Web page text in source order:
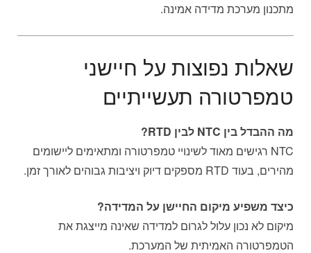
מתכנון מערכת מדידה אמינה.
שאלות נפוצות על חיישני
טמפרטורה תעשייתיים
מה ההבדל בין NTC לבין RTD?
NTC רגישים מאוד לשינויי טמפרטורה ומתאימים ליישומים
מהירים, בעוד RTD מספקים דיוק ויציבות גבוהים לאורך זמן.
כיצד משפיע מיקום החיישן על המדידה?
מיקום לא נכון עלול לגרום למדידה שאינה מייצגת את
הטמפרטורה האמיתית של המערכת.